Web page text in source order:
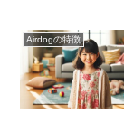
Airdogの特徴